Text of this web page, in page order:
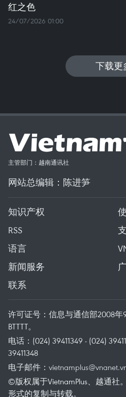
红之色
24/07/2026 01:00
下载更
主管部门：越南通讯社
网站总编辑：陈进笋
知识产权
RSS
语言
新闻服务
联系
许可证号：信息与通信部2008年
BTTTT。
电话：(024) 39411349 - (024)
39411348
电子邮件：
©版权属于VietnamPlus、越通社
形式的复制与转载。